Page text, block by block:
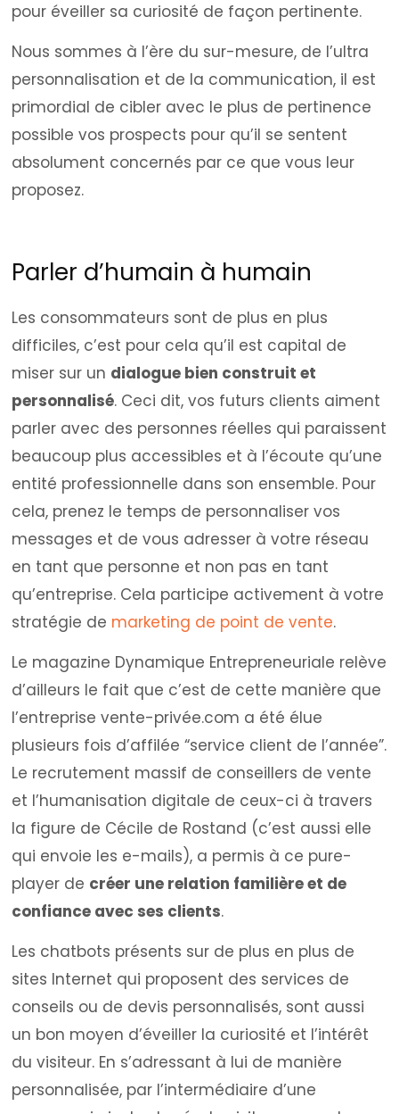
pour éveiller sa curiosité de façon pertinente.
Nous sommes à l’ère du sur-mesure, de l’ultra
personnalisation et de la communication, il est
primordial de cibler avec le plus de pertinence
possible vos prospects pour qu’il se sentent
absolument concernés par ce que vous leur
proposez.
Parler d’humain à humain
Les consommateurs sont de plus en plus
difficiles, c’est pour cela qu’il est capital de
miser sur un dialogue bien construit et
personnalisé. Ceci dit, vos futurs clients aiment
parler avec des personnes réelles qui paraissent
beaucoup plus accessibles et à l’écoute qu’une
entité professionnelle dans son ensemble. Pour
cela, prenez le temps de personnaliser vos
messages et de vous adresser à votre réseau
en tant que personne et non pas en tant
qu’entreprise. Cela participe activement à votre
stratégie de marketing de point de vente.
Le magazine Dynamique Entrepreneuriale relève
d’ailleurs le fait que c’est de cette manière que
l’entreprise vente-privée.com a été élue
plusieurs fois d’affilée “service client de l’année”.
Le recrutement massif de conseillers de vente
et l’humanisation digitale de ceux-ci à travers
la figure de Cécile de Rostand (c’est aussi elle
qui envoie les e-mails), a permis à ce pure-
player de créer une relation familière et de
confiance avec ses clients.
Les chatbots présents sur de plus en plus de
sites Internet qui proposent des services de
conseils ou de devis personnalisés, sont aussi
un bon moyen d’éveiller la curiosité et l’intérêt
du visiteur. En s’adressant à lui de manière
personnalisée, par l’intermédiaire d’une